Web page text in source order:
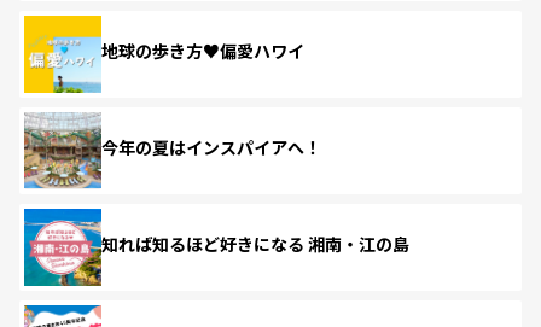
地球の歩き方♥偏愛ハワイ
今年の夏はインスパイアへ！
知れば知るほど好きになる 湘南・江の島